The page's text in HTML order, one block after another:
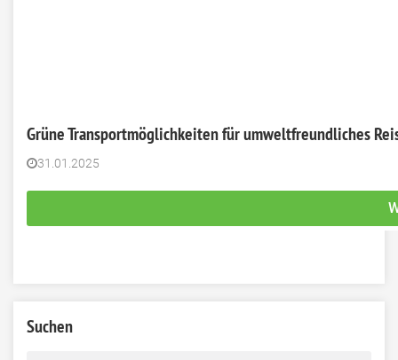
Grüne Transportmöglichkeiten für umweltfreundliches
31.01.2025
Suchen